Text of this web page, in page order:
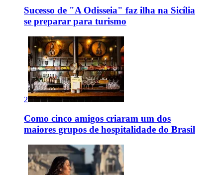
Sucesso de "A Odisseia" faz ilha na Sicília
se preparar para turismo
2
Como cinco amigos criaram um dos
maiores grupos de hospitalidade do Brasil